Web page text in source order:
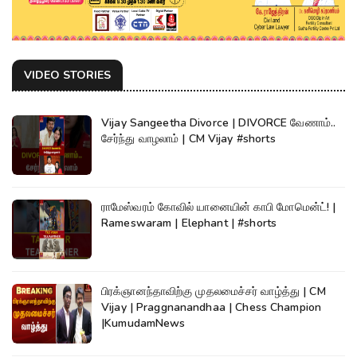
VIDEO STORIES
Vijay Sangeetha Divorce | DIVORCE வேணாம்..
சேர்ந்து வாழலாம் | CM Vijay #shorts
ராமேஸ்வரம் கோவில் யானையின் காபி மோமென்ட்! |
Rameswaram | Elephant | #shorts
பிரக்ஞானந்தாவிற்கு முதலமைச்சர் வாழ்த்து | CM
Vijay | Praggnanandhaa | Chess Champion
|KumudamNews